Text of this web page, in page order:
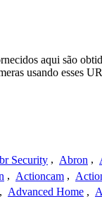
aqui são
usando esses
Security , Abron ,
, Actioncam ,
, Advanced Home ,